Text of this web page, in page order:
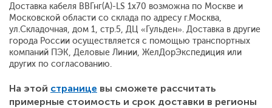
Доставка кабеля ВВГнг(А)-LS 1х70 возможна по Москве и
Московской области со склада по адресу г.Москва,
ул.Складочная, дом 1, стр.5, ДЦ «Гульден». Доставка в другие
города России осуществляется с помощью транспортных
компаний ПЭК, Деловые Линии, ЖелДорЭкспедиция или
других по согласованию.
На этой странице вы сможете рассчитать
примерные стоимость и срок доставки в регионы